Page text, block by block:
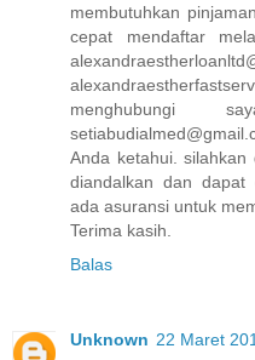
membutuhkan
cepat mendaftar
menghubungi
Anda ketahui.
diandalkan dan dapat
ada asuransi untuk
Terima kasih.
Balas
Unknown 22 Maret